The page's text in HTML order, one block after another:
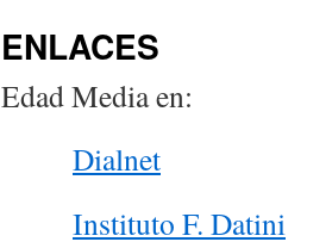
ENLACES
Edad Media en:
Dialnet
Instituto F. Datini